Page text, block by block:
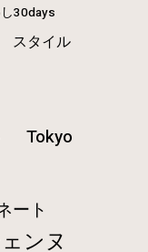
30days
スタイル
Tokyo
ート
ンヌ